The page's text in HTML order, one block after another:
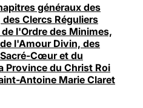
généraux des
Clercs Réguliers
l'Ordre des Minimes,
l'Amour Divin, des
Cœur et du
Province du Christ Roi
Antoine Marie Claret